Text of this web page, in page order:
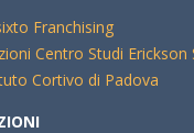
Franchising
Centro Studi Erickson
Cortivo di Padova